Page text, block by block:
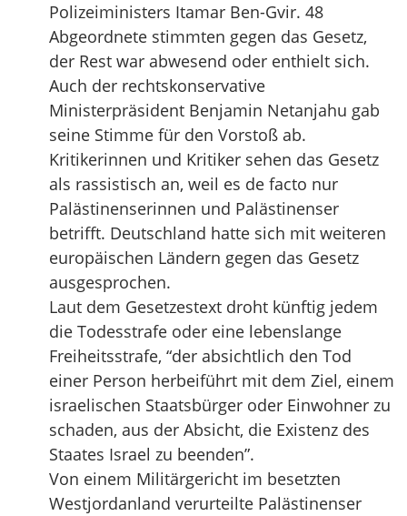
Polizeiministers Itamar Ben-Gvir. 48
Abgeordnete stimmten gegen das Gesetz,
der Rest war abwesend oder enthielt sich.
Auch der rechtskonservative
Ministerpräsident Benjamin Netanjahu gab
seine Stimme für den Vorstoß ab.
Kritikerinnen und Kritiker sehen das Gesetz
als rassistisch an, weil es de facto nur
Palästinenserinnen und Palästinenser
betrifft. Deutschland hatte sich mit weiteren
europäischen Ländern gegen das Gesetz
ausgesprochen.
Laut dem Gesetzestext droht künftig jedem
die Todesstrafe oder eine lebenslange
Freiheitsstrafe, “der absichtlich den Tod
einer Person herbeiführt mit dem Ziel, einem
israelischen Staatsbürger oder Einwohner zu
schaden, aus der Absicht, die Existenz des
Staates Israel zu beenden”.
Von einem Militärgericht im besetzten
Westjordanland verurteilte Palästinenser